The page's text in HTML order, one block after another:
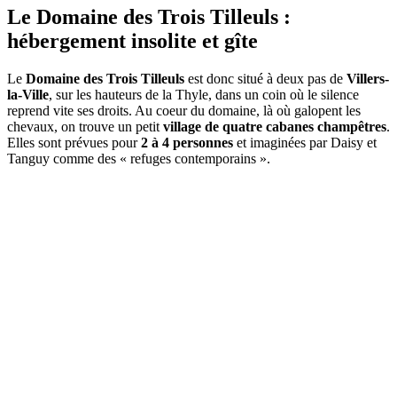
Le Domaine des Trois Tilleuls :
hébergement insolite et gîte
Le Domaine des Trois Tilleuls est donc situé à deux pas de Villers-
la-Ville, sur les hauteurs de la Thyle, dans un coin où le silence
reprend vite ses droits. Au coeur du domaine, là où galopent les
chevaux, on trouve un petit village de quatre cabanes champêtres.
Elles sont prévues pour2 à 4 personnes et imaginées par Daisy et
Tanguy comme des « refuges contemporains ».